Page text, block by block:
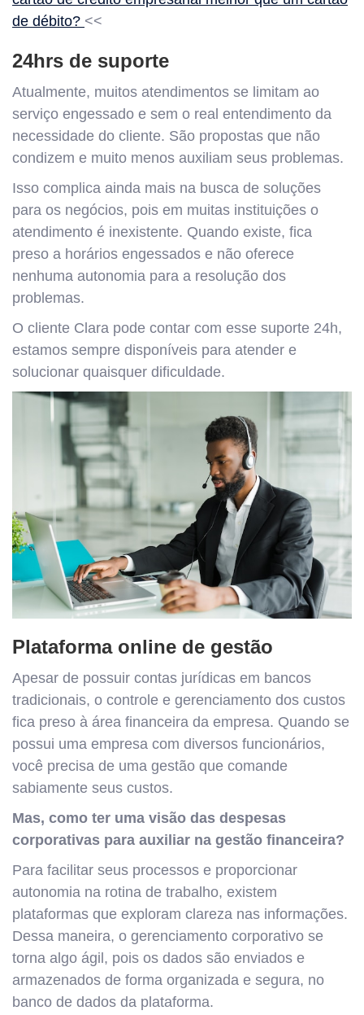
de débito? <<
24hrs de suporte
Atualmente, muitos atendimentos se limitam ao
serviço engessado e sem o real entendimento da
necessidade do cliente. São propostas que não
condizem e muito menos auxiliam seus problemas.
Isso complica ainda mais na busca de soluções
para os negócios, pois em muitas instituições o
atendimento é inexistente. Quando existe, fica
preso a horários engessados e não oferece
nenhuma autonomia para a resolução dos
problemas.
O cliente Clara pode contar com esse suporte 24h,
estamos sempre disponíveis para atender e
solucionar quaisquer dificuldade.
Plataforma online de gestão
Apesar de possuir contas jurídicas em bancos
tradicionais, o controle e gerenciamento dos custos
fica preso à área financeira da empresa. Quando se
possui uma empresa com diversos funcionários,
você precisa de uma gestão que comande
sabiamente seus custos.
Mas, como ter uma visão das despesas
corporativas para auxiliar na gestão financeira?
Para facilitar seus processos e proporcionar
autonomia na rotina de trabalho, existem
plataformas que exploram clareza nas informações.
Dessa maneira, o gerenciamento corporativo se
torna algo ágil, pois os dados são enviados e
armazenados de forma organizada e segura, no
banco de dados da plataforma.